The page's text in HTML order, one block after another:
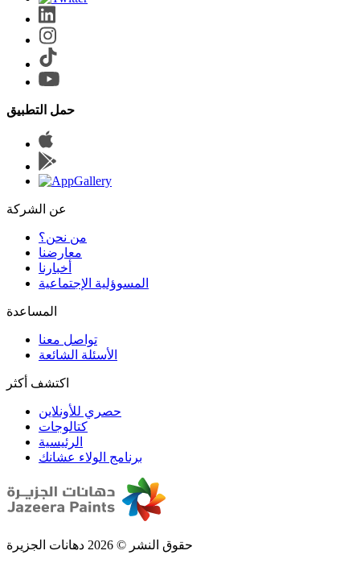
حمل التطبيق
عن الشركة
من نحن؟
المسوؤلية الإجتماعية
تواصل معنا
الأسئلة الشائعة
اكتشف أكثر
حصري للأونلاين
الرئيسية
برنامج الولاء عشانك
حقوق النشر © 2026 دهانات الجزيرة